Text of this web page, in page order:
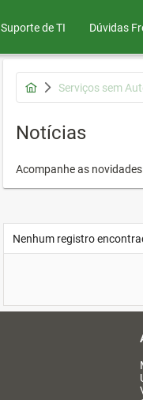
Suporte de TI Dúvidas
Serviços sem
Notícias
Acompanhe as
Nenhum registro